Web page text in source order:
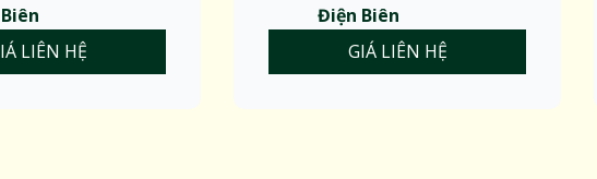
LIÊN HỆ
Điện Biên
GIÁ LIÊN HỆ